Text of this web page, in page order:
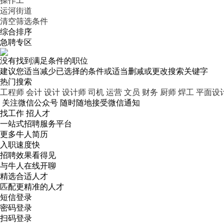
运河街道
清空筛选条件
综合排序
急聘专区
没有找到满足条件的职位
建议您适当减少已选择的条件或适当删减或更改搜索关键字
热门搜索
工程师 会计 设计 设计师 司机 运营 文员 财务 厨师 焊工 平面设
关注微信公众号 随时随地接受微信通知
找工作 招人才
一站式招聘服务平台
更多牛人简历
入职速度快
招聘效果看得见
与牛人在线开聊
精选合适人才
匹配更精准的人才
短信登录
密码登录
扫码登录